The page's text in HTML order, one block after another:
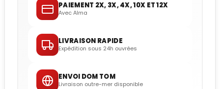
PAIEMENT 2X, 3X, 4X, 10X ET 12X
Avec Alma
LIVRAISON RAPIDE
Expédition sous 24h ouvrées
ENVOI DOM TOM
Livraison outre-mer disponible